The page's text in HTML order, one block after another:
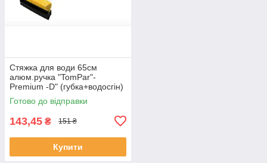
Стяжка для води 65см
алюм.ручка "TomPar"-
Premium -D" (губка+водосгін)
Польща (30шт/ящ)
Готово до відправки
143,45 ₴ 151 ₴
Купити